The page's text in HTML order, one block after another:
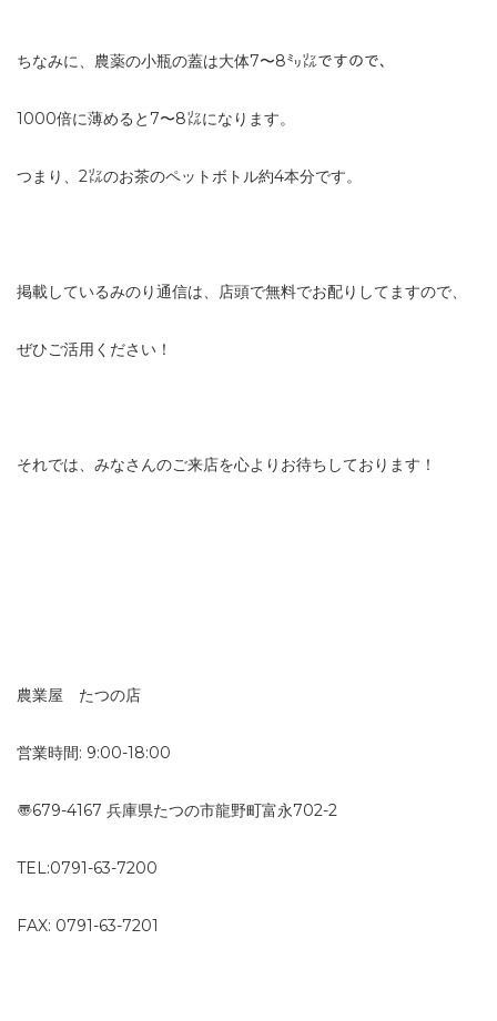
ちなみに、農薬の小瓶の蓋は大体7〜8㍉㍑ですので、
1000倍に薄めると7〜8㍑になります。
つまり、2㍑のお茶のペットボトル約4本分です。
掲載しているみのり通信は、店頭で無料でお配りしてますので、
ぜひご活用ください！
それでは、みなさんのご来店を心よりお待ちしております！
農業屋 たつの店
営業時間: 9:00-18:00
〠679-4167 兵庫県たつの市龍野町富永702-2
TEL:0791-63-7200
FAX: 0791-63-7201